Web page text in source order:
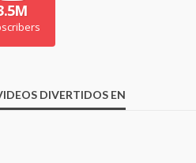
DIVERTIDOS EN